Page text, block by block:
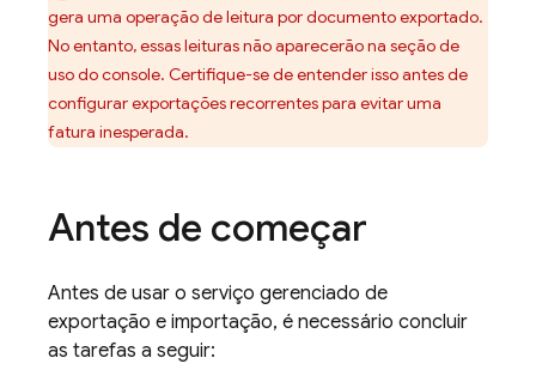
gera uma operação de leitura por documento exportado.
No entanto, essas leituras não aparecerão na seção de
uso do console. Certifique-se de entender isso antes de
configurar exportações recorrentes para evitar uma
fatura inesperada.
Antes de começar
Antes de usar o serviço gerenciado de
exportação e importação, é necessário concluir
as tarefas a seguir: